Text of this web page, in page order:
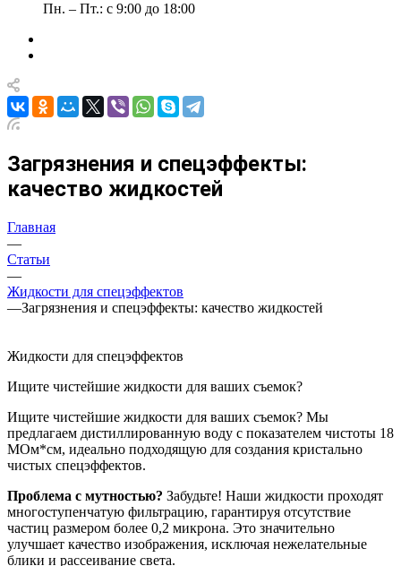
Пн. – Пт.: с 9:00 до 18:00
Загрязнения и спецэффекты:
качество жидкостей
Главная
—
Статьи
—
Жидкости для спецэффектов
—Загрязнения и спецэффекты: качество жидкостей
Жидкости для спецэффектов
Ищите чистейшие жидкости для ваших съемок?
Ищите чистейшие жидкости для ваших съемок? Мы
предлагаем дистиллированную воду с показателем чистоты 18
МОм*см, идеально подходящую для создания кристально
чистых спецэффектов.
Проблема с мутностью? Забудьте! Наши жидкости проходят
многоступенчатую фильтрацию, гарантируя отсутствие
частиц размером более 0,2 микрона. Это значительно
улучшает качество изображения, исключая нежелательные
блики и рассеивание света.